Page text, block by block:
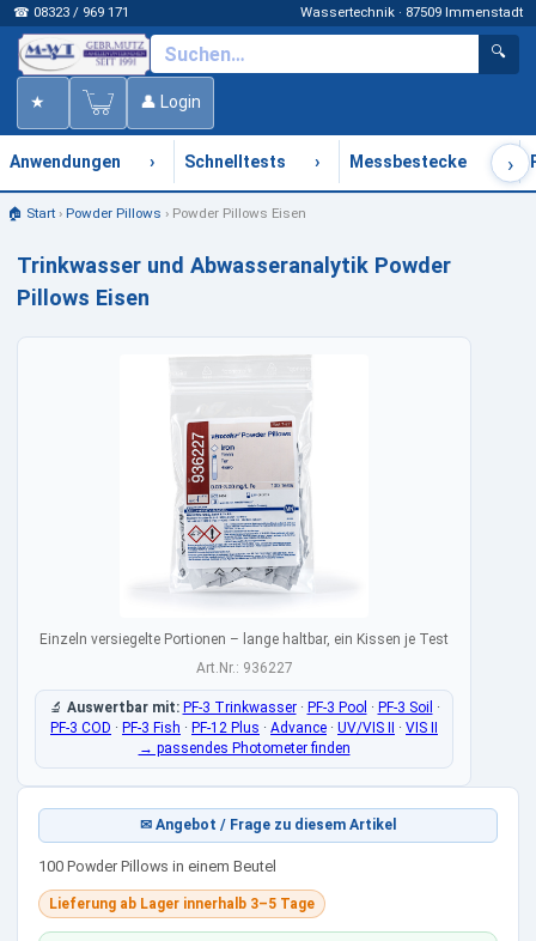
☎ 08323 / 969 171 Wassertechnik · 87509 Immenstadt
🔍
★ 👤 Login
Anwendungen › Schnelltests › Messbestecke ›
🏠 Start› Powder Pillows › Powder Pillows Eisen
Trinkwasser und Abwasseranalytik Powder
Pillows Eisen
Einzeln versiegelte Portionen – lange haltbar, ein Kissen je Test
Art.Nr.: 936227
🔬 Auswertbar mit: PF-3 Trinkwasser· PF-3 Pool · PF-3 Soil ·
PF-3 COD · PF-3 Fish · PF-12 Plus · Advance · UV/VIS II · VIS II
→ passendes Photometer finden
✉ Angebot / Frage zu diesem Artikel
100 Powder Pillows in einem Beutel
Lieferung ab Lager innerhalb 3–5 Tage